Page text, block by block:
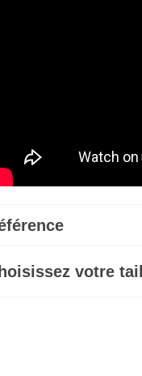
votre